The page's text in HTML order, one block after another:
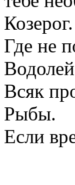
Козерог.
Где не
Всяк
Рыбы.
Если